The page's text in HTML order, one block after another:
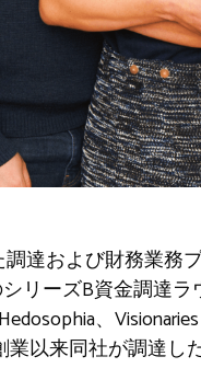
達および財務業務
リーズB資金調達
、
以来同社が調達し